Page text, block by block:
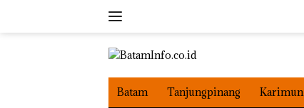
Batam Tanjungpinang Karimun